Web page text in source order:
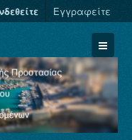
Εγγραφείτε